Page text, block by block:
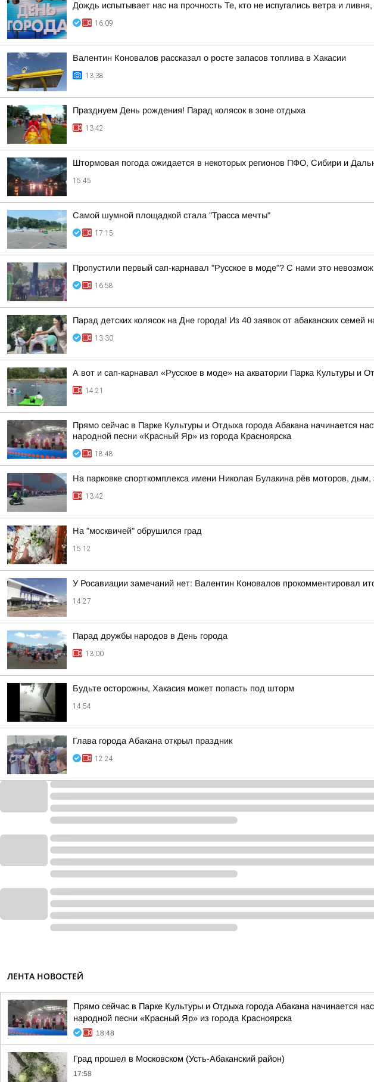
Дождь испытывает нас на прочность Те, кто не испугались ветра и
16:09
Валентин Коновалов рассказал о росте запасов топлива в Хакасии
13:38
Празднуем День рождения! Парад колясок в зоне отдыха
13:42
Штормовая погода ожидается в некоторых регионов ПФО, Сибири и
15:45
Самой шумной площадкой стала "Трасса мечты"
17:15
Пропустили первый сап-карнавал "Русское в моде"? С нами это
16:58
Парад детских колясок на Дне города! Из 40 заявок от абаканских семей
13:30
А вот и сап-карнавал «Русское в моде» на акватории Парка Культуры и
14:21
Прямо сейчас в Парке Культуры и Отдыха города Абакана начинается
народной песни «Красный Яр» из города Красноярска
18:48
На парковке спорткомплекса имени Николая Булакина рёв моторов,
13:42
На "москвичей" обрушился град
15:12
У Росавиации замечаний нет: Валентин Коновалов прокомментировал
14:27
Парад дружбы народов в День города
13:00
Будьте осторожны, Хакасия может попасть под шторм
14:54
Глава города Абакана открыл праздник
12:24
ЛЕНТА НОВОСТЕЙ
Прямо сейчас в Парке Культуры и Отдыха города Абакана начинается
народной песни «Красный Яр» из города Красноярска
18:48
Град прошел в Московском (Усть-Абаканский район)
17:58